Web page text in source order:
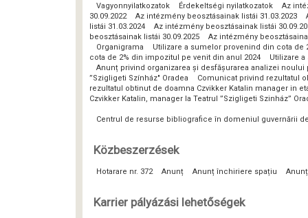
Vagyonnyilatkozatok Érdekeltségi nyilatkozatok
Az
30.09.2022
Az intézmény beosztásainak listái 31.03.2023
listái 31.03.2024
Az intézmény beosztásainak listái
beosztásainak listái 30.09.2025
Az intézmény
Organigrama
Utilizare a sumelor provenind din cota
cota de 2% din impozitul pe venit din anul 2024
Utilizare
Anunț privind organizarea și desfășurarea analizei
”Szigligeti Színház" Oradea
Comunicat privind rezultatul
rezultatul obtinut de doamna Czvikker Katalin manager in
Czvikker Katalin, manager la Teatrul ”Szigligeti Szinház”
Centrul de resurse bibliografice în domeniul guvernării
Közbeszerzések
Hotarare nr. 372 Anunț Anunț închiriere spațiu
Karrier pályázási lehetőségek